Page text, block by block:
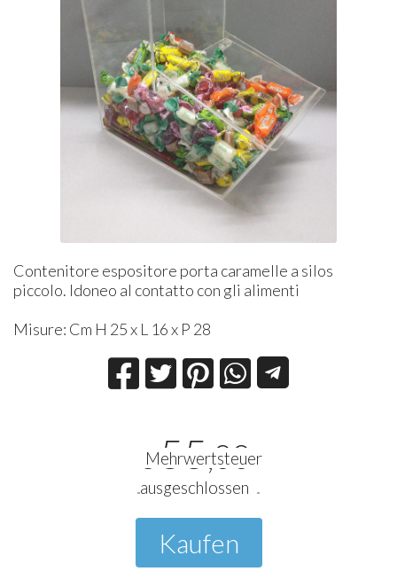
Contenitore espositore porta caramelle a silos
piccolo. Idoneo al contatto con gli alimenti
Misure: Cm H 25 x L 16 x P 28
€55,00
Mehrwertsteuer
ausgeschlossen
Kaufen